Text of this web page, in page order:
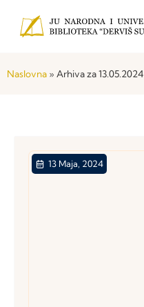
Naslovna » Arhiva za 13.05.2024
13 Maja, 2024